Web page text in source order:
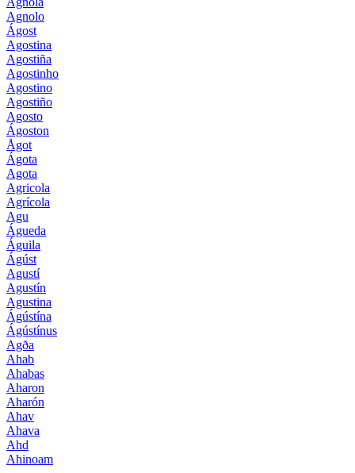
Agnolo
Ágost
Agostina
Agostiña
Agostinho
Agostino
Agostiño
Agosto
Ágoston
Ågot
Ágota
Agota
Agricola
Agrícola
Agu
Águeda
Águila
Ágúst
Agustí
Agustín
Agustina
Ágústína
Ágústínus
Agða
Ahab
Ahabas
Aharon
Aharón
Ahav
Ahava
Ahd
Ahinoam